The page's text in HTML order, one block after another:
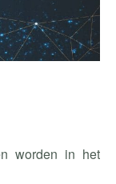
worden in het